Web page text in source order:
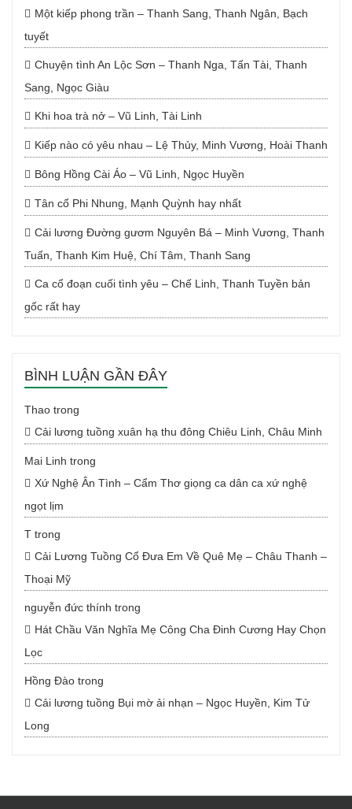
Một kiếp phong trần – Thanh Sang, Thanh Ngân, Bạch
tuyết
Chuyện tình An Lộc Sơn – Thanh Nga, Tấn Tài, Thanh
Sang, Ngọc Giàu
Khi hoa trà nở – Vũ Linh, Tài Linh
Kiếp nào có yêu nhau – Lệ Thủy, Minh Vương, Hoài Thanh
Bông Hồng Cài Áo – Vũ Linh, Ngọc Huyền
Tân cổ Phi Nhung, Mạnh Quỳnh hay nhất
Cải lương Đường gươm Nguyên Bá – Minh Vương, Thanh
Tuấn, Thanh Kim Huệ, Chí Tâm, Thanh Sang
Ca cổ đoạn cuối tình yêu – Chế Linh, Thanh Tuyền bản
gốc rất hay
BÌNH LUẬN GẦN ĐÂY
Thao trong
Cải lương tuồng xuân hạ thu đông Chiêu Linh, Châu Minh
Mai Linh trong
Xứ Nghệ Ân Tình – Cẩm Thơ giọng ca dân ca xứ nghệ
ngọt lịm
T trong
Cải Lương Tuồng Cổ Đưa Em Về Quê Mẹ – Châu Thanh –
Thoại Mỹ
nguyễn đức thính trong
Hát Chầu Văn Nghĩa Mẹ Công Cha Đinh Cương Hay Chọn
Lọc
Hồng Đào trong
Cải lương tuồng Bụi mờ ải nhạn – Ngọc Huyền, Kim Tử
Long